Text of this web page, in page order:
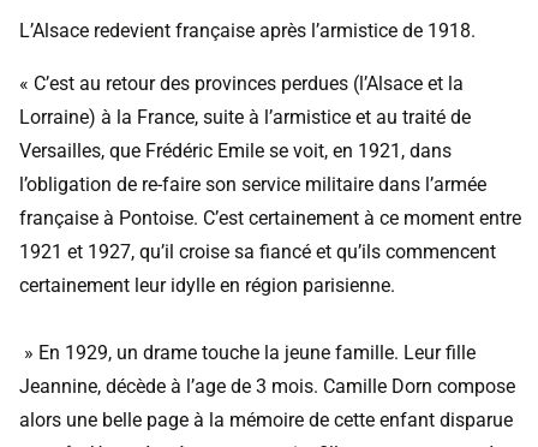
L’Alsace redevient française après l’armistice de 1918.
« C’est au retour des provinces perdues (l’Alsace et la
Lorraine) à la France, suite à l’armistice et au traité de
Versailles, que Frédéric Emile se voit, en 1921, dans
l’obligation de re-faire son service militaire dans l’armée
française à Pontoise. C’est certainement à ce moment entre
1921 et 1927, qu’il croise sa fiancé et qu’ils commencent
certainement leur idylle en région parisienne.
» En 1929, un drame touche la jeune famille. Leur fille
Jeannine, décède à l’age de 3 mois. Camille Dorn compose
alors une belle page à la mémoire de cette enfant disparue